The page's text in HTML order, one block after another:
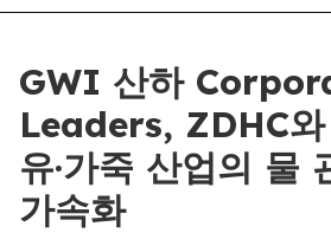
GWI 산하
Leaders, ZDHC와
유·가죽 산업의 물
가속화